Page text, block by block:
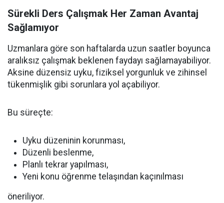
Sürekli Ders Çalışmak Her Zaman Avantaj
Sağlamıyor
Uzmanlara göre son haftalarda uzun saatler boyunca
aralıksız çalışmak beklenen faydayı sağlamayabiliyor.
Aksine düzensiz uyku, fiziksel yorgunluk ve zihinsel
tükenmişlik gibi sorunlara yol açabiliyor.
Bu süreçte:
Uyku düzeninin korunması,
Düzenli beslenme,
Planlı tekrar yapılması,
Yeni konu öğrenme telaşından kaçınılması
öneriliyor.